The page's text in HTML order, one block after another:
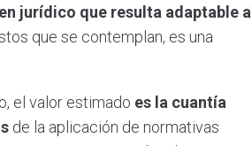
jurídico que resulta adaptable al
que se contemplan, es una
el valor estimado es la cuantía
de la aplicación de normativas